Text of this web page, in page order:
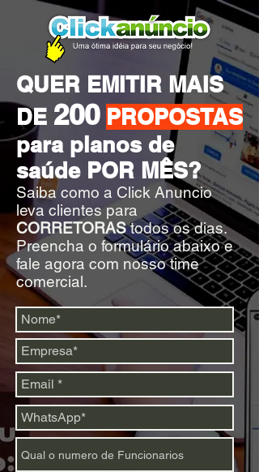
QUER EMITIR MAIS
DE 200 PROPOSTAS
para planos de
saúde POR MÊS?
Saiba como a Click Anuncio
leva clientes para
CORRETORAStodos os dias.
Preencha o formulário abaixo e
fale agora com nosso time
comercial.